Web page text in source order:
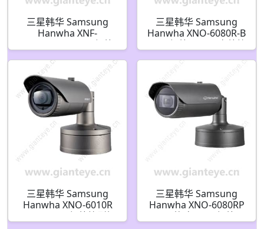
三星韩华 Samsung
Hanwha XNF-
9010RVM 12MP 红外
三星韩华 Samsung
Hanwha XNO-6080R-B
2MP 红外 H.265 室外筒
三星韩华 Samsung
Hanwha XNO-6010R
2MP H.265 红外筒型摄
三星韩华 Samsung
Hanwha XNO-6080RP
1/2.8 英寸 2MP 红外网